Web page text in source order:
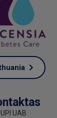
UAB